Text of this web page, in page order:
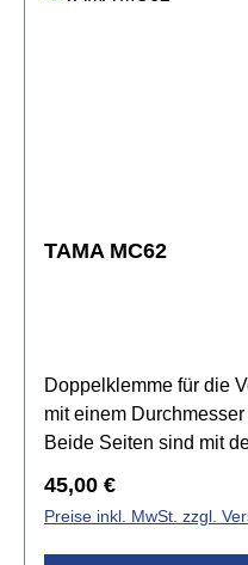
TAMA MC62
Doppelklemme für die
mit einem
Beide Seiten sind mit
für 2 RohreFinish:
kgDurchmesser: 15,9
Regulärer Preis:
45,00 €
Preise inkl. MwSt. zzgl.